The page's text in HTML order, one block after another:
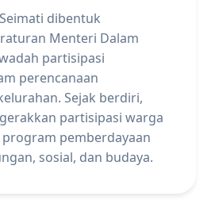
dibentuk
Menteri Dalam
partisipasi
perencanaan
Sejak berdiri,
partisipasi warga
pemberdayaan
sosial, dan budaya.